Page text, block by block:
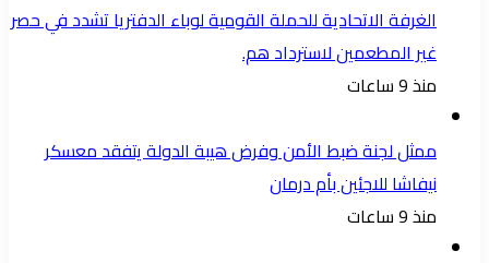
الغرفة الاتحادية للحملة القومية لوباء الدفتريا تشدد في حصر
غير المطعمين لاسترداد هم.
منذ 9 ساعات
ممثل لجنة ضبط الأمن وفرض هيبة الدولة يتفقد معسكر
نيفاشا للاجئين بأم درمان
منذ 9 ساعات